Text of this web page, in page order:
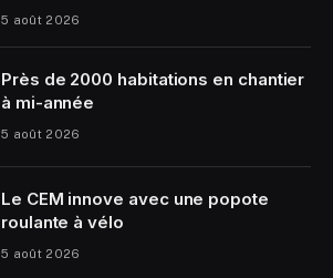
5 août 2026
Près de 2000 habitations en chantier
à mi-année
5 août 2026
Le CEM innove avec une popote
roulante à vélo
5 août 2026